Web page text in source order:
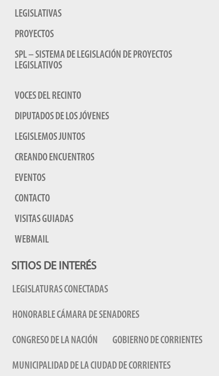
LEGISLATIVAS
PROYECTOS
SPL – SISTEMA DE LEGISLACIÓN DE PROYECTOS
LEGISLATIVOS
VOCES DEL RECINTO
DIPUTADOS DE LOS JÓVENES
LEGISLEMOS JUNTOS
CREANDO ENCUENTROS
EVENTOS
CONTACTO
VISITAS GUIADAS
WEBMAIL
SITIOS DE INTERÉS
LEGISLATURAS CONECTADAS
HONORABLE CÁMARA DE SENADORES
CONGRESO DE LA NACIÓN GOBIERNO DE CORRIENTES
MUNICIPALIDAD DE LA CIUDAD DE CORRIENTES